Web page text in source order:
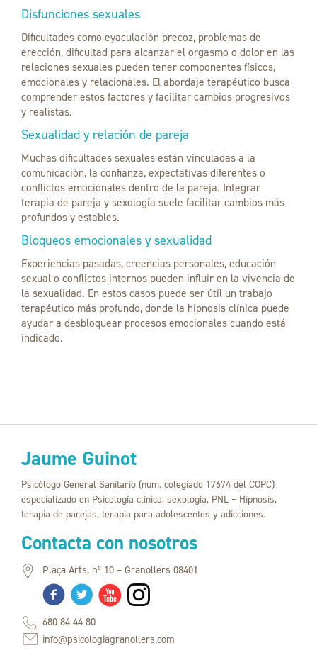
Disfunciones sexuales
Dificultades como eyaculación precoz, problemas de
erección, dificultad para alcanzar el orgasmo o dolor en las
relaciones sexuales pueden tener componentes físicos,
emocionales y relacionales. El abordaje terapéutico busca
comprender estos factores y facilitar cambios progresivos
y realistas.
Sexualidad y relación de pareja
Muchas dificultades sexuales están vinculadas a la
comunicación, la confianza, expectativas diferentes o
conflictos emocionales dentro de la pareja. Integrar
terapia de pareja y sexología suele facilitar cambios más
profundos y estables.
Bloqueos emocionales y sexualidad
Experiencias pasadas, creencias personales, educación
sexual o conflictos internos pueden influir en la vivencia de
la sexualidad. En estos casos puede ser útil un trabajo
terapéutico más profundo, donde la hipnosis clínica puede
ayudar a desbloquear procesos emocionales cuando está
indicado.
Jaume Guinot
Psicólogo General Sanitario (num. colegiado 17674 del COPC)
especializado en Psicología clínica, sexología, PNL – Hipnosis,
terapia de parejas, terapia para adolescentes y adicciones.
Contacta con nosotros
Plaça Arts, nº 10 – Granollers 08401
680 84 44 80
info@psicologiagranollers.com